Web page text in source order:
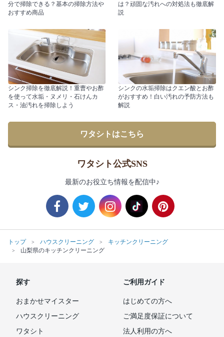
分で掃除できる？基本の掃除方法や
おすすめ商品
は？頑固な汚れへの対処法も徹底解
説
シンク掃除を徹底解説！重曹やお酢
を使って水垢・ヌメリ・石けんカ
ス・油汚れを掃除しよう
シンクの水垢掃除はクエン酸とお酢
がおすすめ！白い汚れの予防方法も
解説
ワタシトはこちら
ワタシト公式SNS
最新のお役立ち情報を配信中♪
トップ ハウスクリーニング
キッチンクリーニング
山梨県のキッチンクリーニング
探す
おまかせマイスター
ハウスクリーニング
ワタシト
ご利用ガイド
はじめての方へ
ご満足度保証について
法人利用の方へ